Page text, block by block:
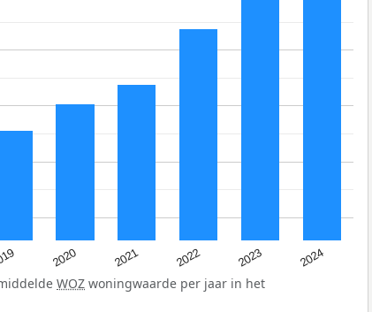
2020 2021 2022 2023 2024
WOZ woningwaarde per jaar in het